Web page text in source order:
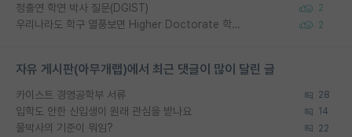
정출연 학연 박사 질문(DGIST) 2
우리나라도 학구 열풍보면 Higher Doctorate 학위가 필요하다고 봅니다. 2
자유 게시판(아무개랩)에서 최근 댓글이 많이 달린 글
카이스트 경영공학부 서류 28
입학도 안한 신입생이 원래 관심을 받나요 14
물박사의 기준이 뭐임? 22